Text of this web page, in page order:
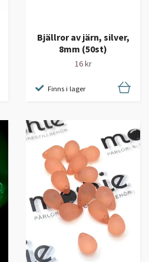
Bjällror av järn, silver,
8mm (50st)
16 kr
Finns i lager